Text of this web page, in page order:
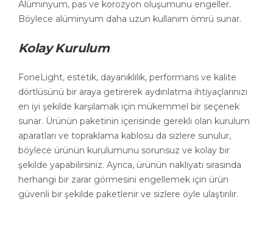
Alüminyum, pas ve korozyon oluşumunu engeller.
Böylece alüminyum daha uzun kullanım ömrü sunar.
Kolay Kurulum
FoneLight, estetik, dayanıklılık, performans ve kalite
dörtlüsünü bir araya getirerek aydınlatma ihtiyaçlarınızı
en iyi şekilde karşılamak için mükemmel bir seçenek
sunar. Ürünün paketinin içerisinde gerekli olan kurulum
aparatları ve topraklama kablosu da sizlere sunulur,
böylece ürünün kurulumunu sorunsuz ve kolay bir
şekilde yapabilirsiniz. Ayrıca, ürünün nakliyatı sırasında
herhangi bir zarar görmesini engellemek için ürün
güvenli bir şekilde paketlenir ve sizlere öyle ulaştırılır.